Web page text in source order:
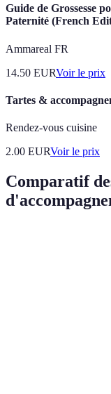
Guide de Grossesse
Paternité (French
Ammareal FR
14.50 EURVoir le prix
Tartes &
Rendez-vous cuisine
2.00 EURVoir le prix
Comparatif